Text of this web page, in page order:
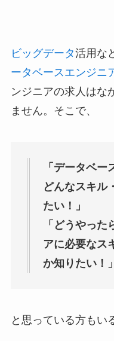
ビッグデータ活用な
ータベースエンジニ
ンジニアの求人はな
ません。そこで、
「データベ
どんなスキル
たい！」
「どうやっ
アに必要なス
か知りたい！」
と思っている方もい